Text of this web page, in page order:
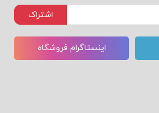
اشتراک
اینستاگرام فروشگاه